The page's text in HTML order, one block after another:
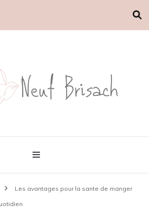
Les avantages pour la sante de manger